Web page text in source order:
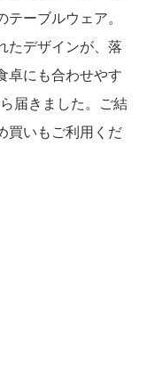
ーブルウェア。
たデザインが、落
卓にも合わせやす
届きました。ご結
買いもご利用くだ